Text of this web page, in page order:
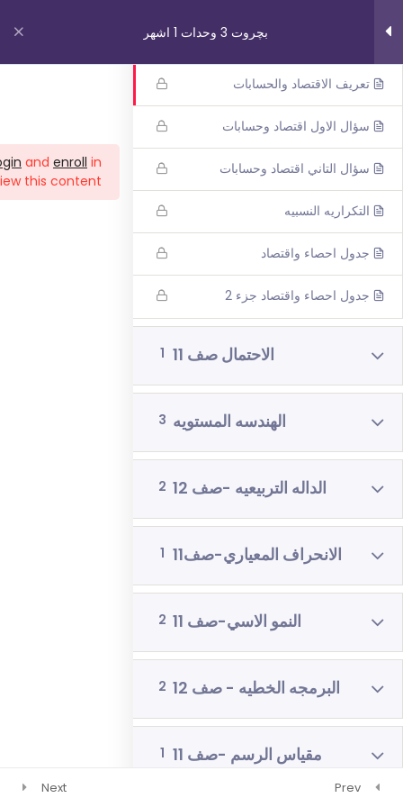
بچروت 3 وحدات 1 اشهر
تعريف الاقتصاد والحسابات
سؤال الاول اقتصاد وحسابات
سؤال التاني اقتصاد وحسابات
التكراريه النسبيه
جدول احصاء واقتصاد
جدول احصاء واقتصاد جزء 2
الاحتمال صف 11 1
الهندسه المستويه 3
الداله التربيعيه -صف 12 2
الانحراف المعياري-صف11 1
النمو الاسي-صف 11 2
البرمجه الخطيه - صف 12 2
مقياس الرسم -صف 11 1
and enroll in
this content!
Prev
Next
روابط مهمة
من نحن
اتصل بنا
_תנאי שימוש עברית
شروط الاستخدام
دوراتنا
رياضيات 5 وحدات 3 اشهر
رياضيات 4 وحدات 3 اشهر
فيزياء 3 اشهر